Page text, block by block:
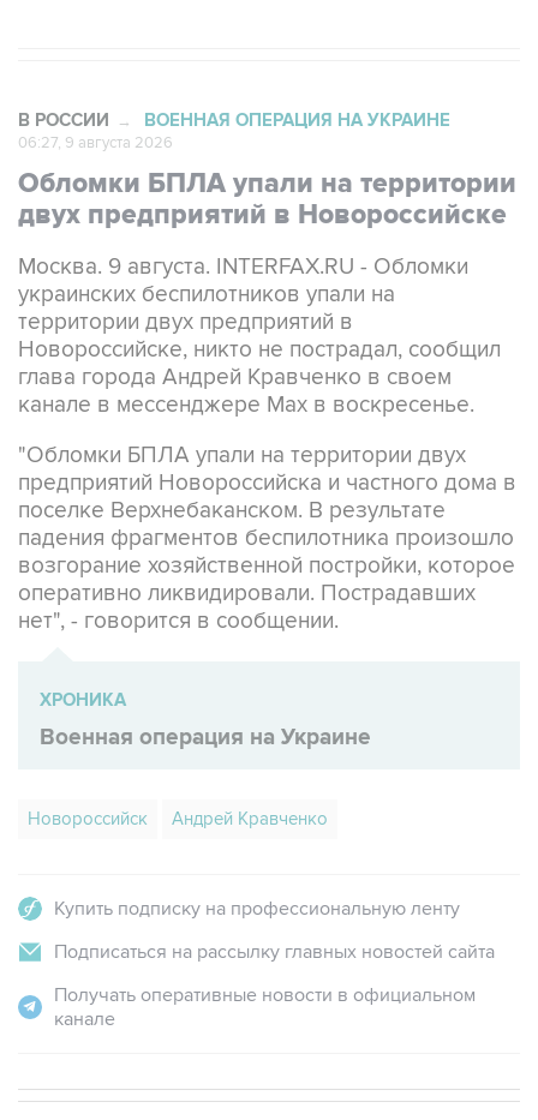
В РОССИИ → ВОЕННАЯ ОПЕРАЦИЯ НА УКРАИНЕ
06:27, 9 августа 2026
Обломки БПЛА упали на территории
двух предприятий в Новороссийске
Москва. 9 августа. INTERFAX.RU - Обломки
украинских беспилотников упали на
территории двух предприятий в
Новороссийске, никто не пострадал, сообщил
глава города Андрей Кравченко в своем
канале в мессенджере Max в воскресенье.
"Обломки БПЛА упали на территории двух
предприятий Новороссийска и частного дома в
поселке Верхнебаканском. В результате
падения фрагментов беспилотника произошло
возгорание хозяйственной постройки, которое
оперативно ликвидировали. Пострадавших
нет", - говорится в сообщении.
ХРОНИКА
Военная операция на Украине
Новороссийск Андрей Кравченко
Купить подписку на профессиональную ленту
Подписаться на рассылку главных новостей сайта
Получать оперативные новости в официальном
канале